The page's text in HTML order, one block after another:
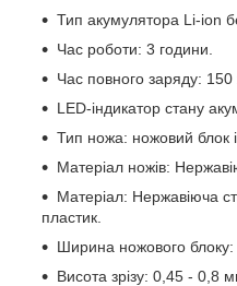
Тип акумулятора Li-ion
Час роботи: 3 години.
Час повного заряду: 150
LED-індикатор стану
Тип ножа: ножовий блок
Матеріал ножів:
Матеріал: Нержавіюча
пластик.
Ширина ножового
Висота зрізу: 0,45 - 0,8